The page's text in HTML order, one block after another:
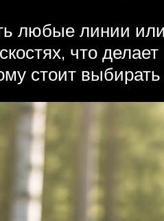
любые линии
что
стоит